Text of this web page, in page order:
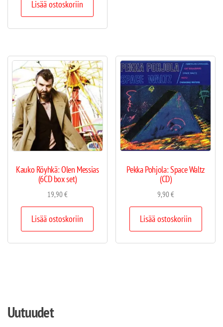
Lisää ostoskoriin
Kauko Röyhkä: Olen Messias
(6CD box set)
19,90€
Lisää ostoskoriin
Pekka Pohjola: Space Waltz
(CD)
9,90€
Lisää ostoskoriin
Uutuudet